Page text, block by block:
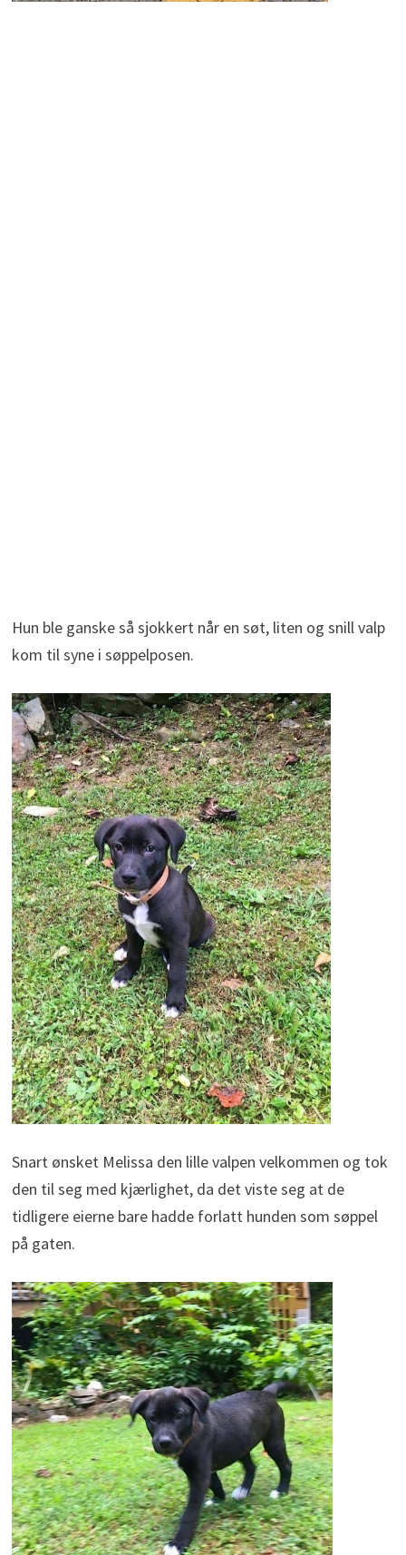
Hun ble ganske så sjokkert når en søt, liten og snill valp
kom til syne i søppelposen.
Snart ønsket Melissa den lille valpen velkommen og tok
den til seg med kjærlighet, da det viste seg at de
tidligere eierne bare hadde forlatt hunden som søppel
på gaten.